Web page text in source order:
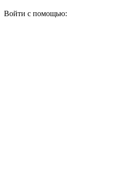
Войти с помощью: